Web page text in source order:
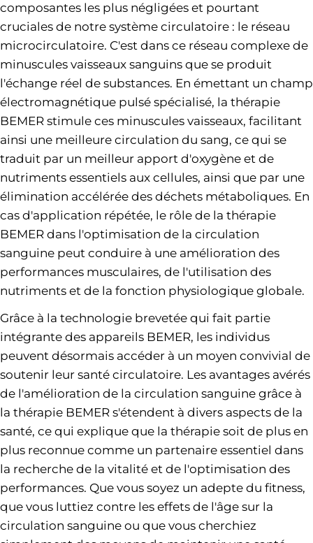
composantes les plus négligées et pourtant
cruciales de notre système circulatoire : le réseau
microcirculatoire. C'est dans ce réseau complexe de
minuscules vaisseaux sanguins que se produit
l'échange réel de substances. En émettant un champ
électromagnétique pulsé spécialisé, la thérapie
BEMER stimule ces minuscules vaisseaux, facilitant
ainsi une meilleure circulation du sang, ce qui se
traduit par un meilleur apport d'oxygène et de
nutriments essentiels aux cellules, ainsi que par une
élimination accélérée des déchets métaboliques. En
cas d'application répétée, le rôle de la thérapie
BEMER dans l'optimisation de la circulation
sanguine peut conduire à une amélioration des
performances musculaires, de l'utilisation des
nutriments et de la fonction physiologique globale.
Grâce à la technologie brevetée qui fait partie
intégrante des appareils BEMER, les individus
peuvent désormais accéder à un moyen convivial de
soutenir leur santé circulatoire. Les avantages avérés
de l'amélioration de la circulation sanguine grâce à
la thérapie BEMER s'étendent à divers aspects de la
santé, ce qui explique que la thérapie soit de plus en
plus reconnue comme un partenaire essentiel dans
la recherche de la vitalité et de l'optimisation des
performances. Que vous soyez un adepte du fitness,
que vous luttiez contre les effets de l'âge sur la
circulation sanguine ou que vous cherchiez